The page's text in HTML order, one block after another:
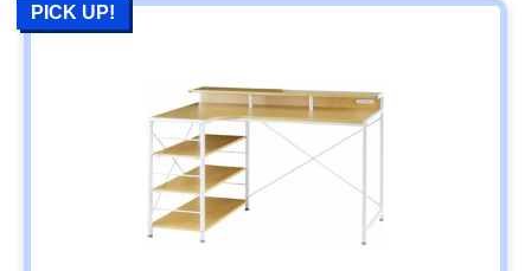
PICK UP!